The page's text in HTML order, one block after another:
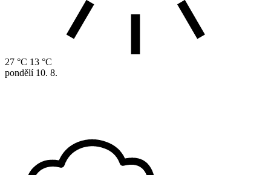
27 °C 13 °C
pondělí 10. 8.